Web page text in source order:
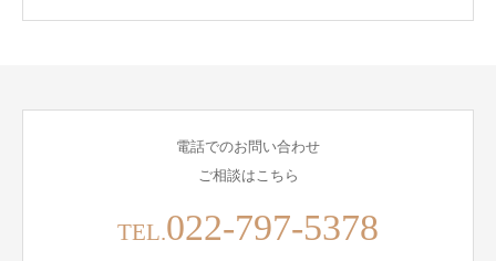
電話でのお問い合わせ
ご相談はこちら
TEL.022-797-5378